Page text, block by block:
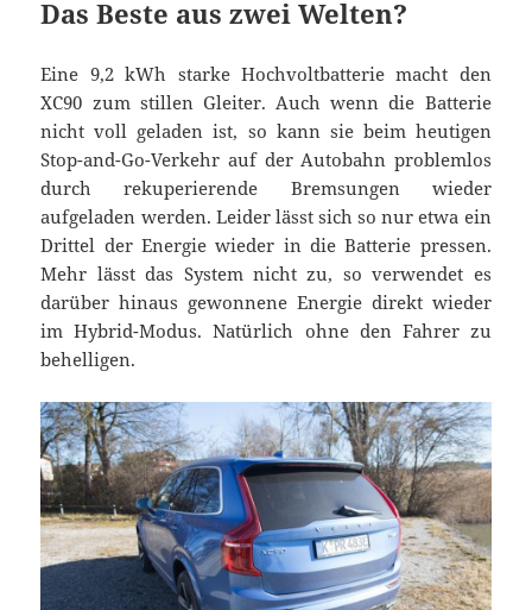
Das Beste aus zwei Welten?
Eine 9,2 kWh starke Hochvoltbatterie macht den
XC90 zum stillen Gleiter. Auch wenn die Batterie
nicht voll geladen ist, so kann sie beim heutigen
Stop-and-Go-Verkehr auf der Autobahn problemlos
durch rekuperierende Bremsungen wieder
aufgeladen werden. Leider lässt sich so nur etwa ein
Drittel der Energie wieder in die Batterie pressen.
Mehr lässt das System nicht zu, so verwendet es
darüber hinaus gewonnene Energie direkt wieder
im Hybrid-Modus. Natürlich ohne den Fahrer zu
behelligen.